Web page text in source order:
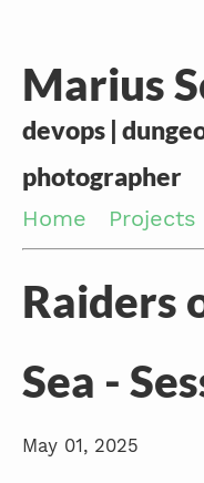
Marius
devops |
photographer
Home Projects
Raiders
Sea -
May 01, 2025